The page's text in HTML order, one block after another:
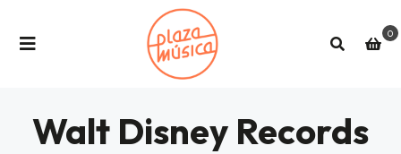
0
Walt Disney Records